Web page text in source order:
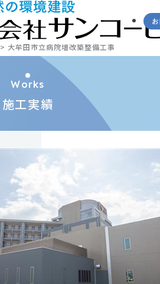
> 大牟田市立病院増改築整備工事
Works
施工実績